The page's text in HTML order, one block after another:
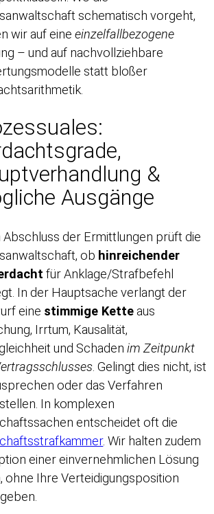
schematisch vorgeht,
wir auf eineeinzelfallbezogene
– und auf nachvollziehbare
statt bloßer
&
Ausgänge
Abschluss der Ermittlungen prüft die
ob hinreichender
für Anklage/Strafbefehl
In der Hauptsache verlangt der
eine stimmige Kette aus
Irrtum, Kausalität,
und Schadenim Zeitpunkt
. Gelingt dies nicht, ist
oder das Verfahren
In komplexen
entscheidet oft die
. Wir halten zudem
einer einvernehmlichen Lösung
ohne Ihre Verteidigungsposition